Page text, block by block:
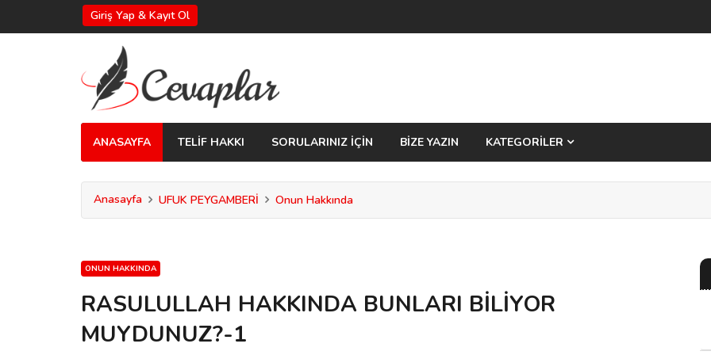
Giriş Yap & Kayıt Ol
ANASAYFA TELİF HAKKI SORULARINIZ İÇİN BİZE YAZIN KATEGORİLER
Anasayfa UFUK PEYGAMBERİ Onun Hakkında
ONUN HAKKINDA
RASULULLAH HAKKINDA BUNLARI BİLİYOR
MUYDUNUZ?-1